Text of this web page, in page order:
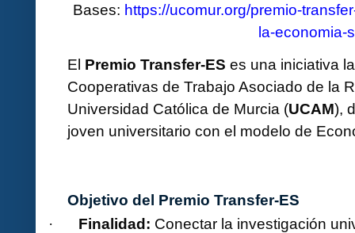
Bases: https://ucomur.org/premio-
la-economia-
El Premio Transfer-ES es una iniciativa
Cooperativas de Trabajo Asociado de la
Universidad Católica de Murcia (UCAM),
joven universitario con el modelo de
Objetivo del Premio Transfer-ES
· Finalidad: Conectar la investigación